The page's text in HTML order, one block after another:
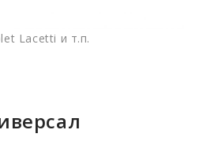
Lacetti и т.п.